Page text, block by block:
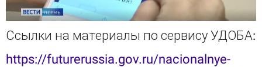
Ссылки на материалы по сервису УДОБА:
https://futurerussia.gov.ru/nacionalnye-